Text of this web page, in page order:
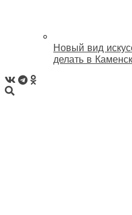
Новый вид
делать в